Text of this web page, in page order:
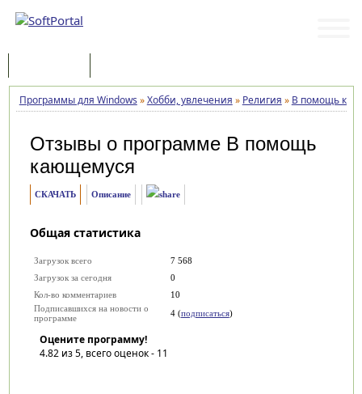
Программы для Windows »Хобби, увлечения » Религия » В помощь
Отзывы о программе В помощь
кающемуся
СКАЧАТЬ Описание
Общая статистика
Загрузок всего
7 568
Загрузок за сегодня
0
Кол-во комментариев
10
Подписавшихся на новости о
программе
4 (подписаться)
Оцените программу!
4.82из 5, всего оценок - 11